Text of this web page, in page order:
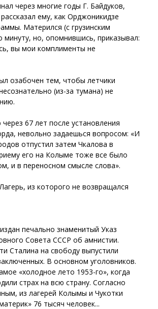
через многие годы Г. Байдуков,
ему, как Орджоникидзе
Матерился (с грузинским
минуту, но, опомнившись, приказывал:
вы мои комплименты не
озабочен тем, чтобы летчики
(из-за тумана) не
67 лет после установления
невольно задаешься вопросом: «И
отпустил затем Чкалова в
его на Колыме тоже все было
и в переносном смысле слова».
из которого не возвращался
печально знаменитый Указ
Совета СССР об амнистии.
Сталина на свободу выпустили
В основном уголовников.
«холодное лето 1953-го», когда
страх на всю страну. Согласно
из лагерей Колымы и Чукотки
76 тысяч человек...